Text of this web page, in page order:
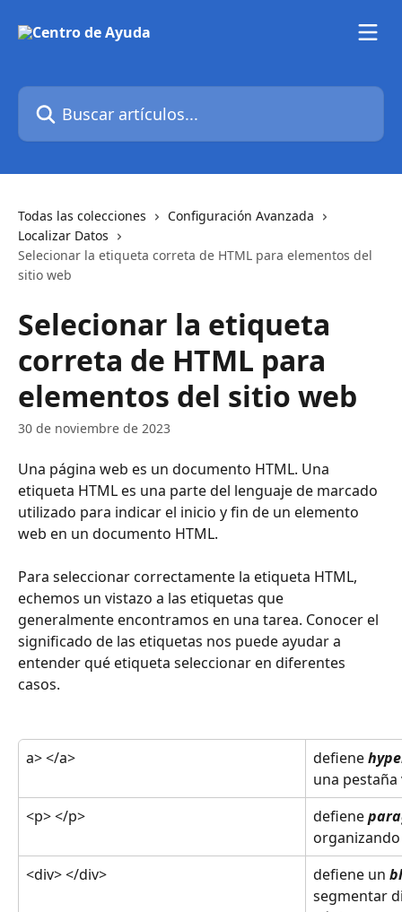
Buscar artículos...
Todas las colecciones
Configuración Avanzada
Localizar Datos
Selecionar la etiqueta correta de HTML para elementos del
sitio web
Selecionar la etiqueta
correta de HTML para
elementos del sitio web
30 de noviembre de 2023
Una página web es un documento HTML. Una
etiqueta HTML es una parte del lenguaje de marcado
utilizado para indicar el inicio y fin de un elemento
web en un documento HTML.
Para seleccionar correctamente la etiqueta HTML,
echemos un vistazo a las etiquetas que
generalmente encontramos en una tarea. Conocer el
significado de las etiquetas nos puede ayudar a
entender qué etiqueta seleccionar en diferentes
casos.
a> </a> defiene
una pestaña
<p> </p>
defiene
<div> </div>
defiene un
segmentar